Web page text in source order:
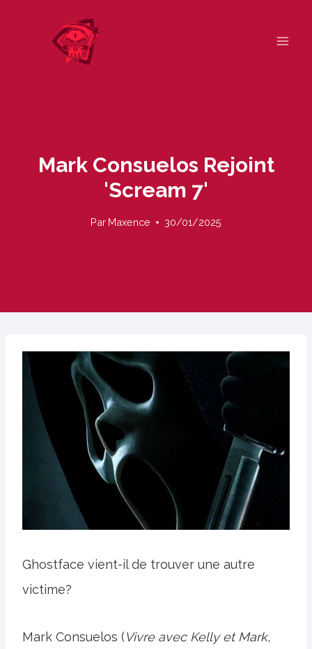
Mark Consuelos Rejoint
'Scream 7'
Par Maxence 30/01/2025
Ghostface vient-il de trouver une autre
victime?
Mark Consuelos (Vivre avec Kelly et Mark,